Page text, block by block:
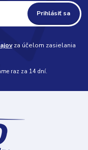
Prihlásiť sa
za účelom zasielania
raz za 14 dní.